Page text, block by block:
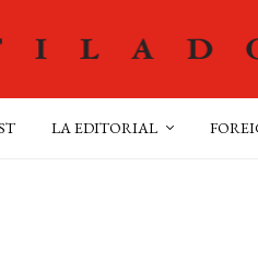
LA EDITORIAL